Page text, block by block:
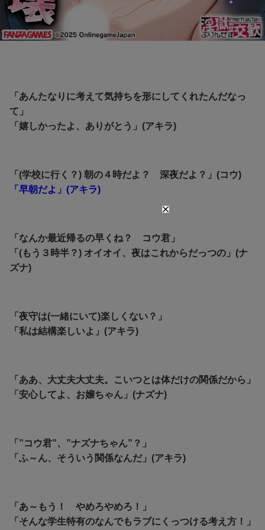
「あんたなりに考えて気持ちを形にしてくれたんだなっ
て」
「嬉しかったよ、ありがとう」(アキラ)
「(学校に行く？) 朝の４時だよ？ 深夜だよ？」(コウ)
「早朝だよ」(アキラ)
「なんか最近帰るの早くね？ コウ君」
「(もう３時半？) オイオイ、夜はこれからだっつの」(ナ
ズナ)
「夜守は(一緒にいて)楽しくない？」
「私は結構楽しいよ」(アキラ)
「ああ、大丈夫大丈夫。こいつとは体だけの関係だから」
「安心してよ、お嬢ちゃん」(ナズナ)
「”コウ君”、”ナズナちゃん”？」
「ふ～ん、そういう関係なんだ」(アキラ)
「あ～もう！ やめろやめろ！」
「そんな学生特有のなんでもラブにくっつける考え方！」